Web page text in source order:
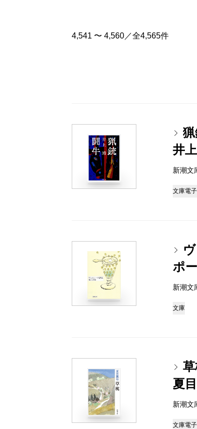
4,541 〜 4,560／全4,565件
井
新潮
文庫電
ポ
新潮
文庫
夏
新潮
文庫電